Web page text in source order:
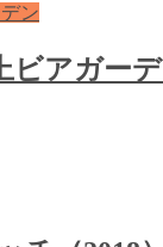
ン
ビアガー